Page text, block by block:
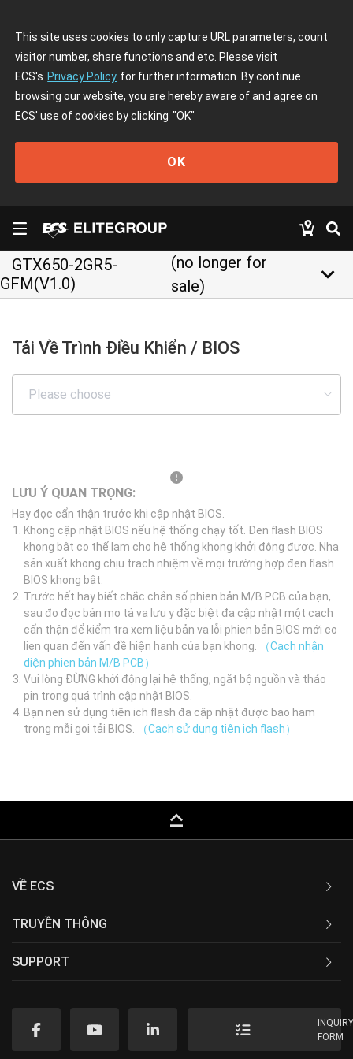
This site uses cookies to only capture URL parameters, count
visitor number, share functions and etc. Please visit
ECS's Privacy Policy for further information. By continue
browsing our website, you are hereby aware of and agree on
ECS' use of cookies by clicking "OK"
OK
GTX650-2GR5-
GFM(V1.0)
(no longer for
sale)
keyboard_arrow_down
Tải Về Trình Điều Khiển / BIOS
LƯU Ý QUAN TRỌNG:
Hay đọc cẩn thận trước khi cập nhật BIOS.
Khong cập nhật BIOS nếu hệ thống chạy tốt. Đen flash BIOS
khong bật co thể lam cho hệ thống khong khởi động được. Nha
sản xuất khong chịu trach nhiệm về mọi trường hợp đen flash
BIOS khong bật.
Trước hết hay biết chắc chắn số phien bản M/B PCB của bạn,
sau đo đọc bản mo tả va lưu y đặc biệt đa cập nhật một cach
cẩn thận để kiểm tra xem liệu bản va lỗi phien bản BIOS mới co
lien quan đến vấn đề hiện hanh của bạn khong.
（Cach nhận
diện phien bản M/B PCB）
Vui lòng ĐỪNG khởi động lại hệ thống, ngắt bộ nguồn và tháo
pin trong quá trình cập nhật BIOS.
Bạn nen sử dụng tiện ich flash đa cập nhật được bao ham
trong mỗi goi tải BIOS.
（Cach sử dụng tiện ich flash）
keyboard_capslock
VỀ ECS
TRUYỀN THÔNG
SUPPORT
FORM